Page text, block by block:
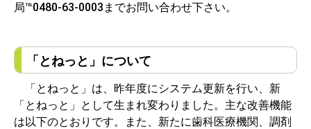
局℡0480-63-0003までお問い合わせ下さい。
「とねっと」について
「とねっと」は、昨年度にシステム更新を行い、新
「とねっと」として生まれ変わりました。主な改善機能
は以下のとおりです。また、新たに歯科医療機関、調剤